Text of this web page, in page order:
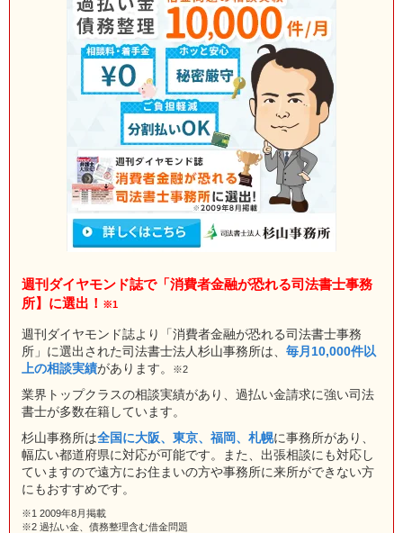
週刊ダイヤモンド誌で「消費者金融が恐れる司法書士事務
所】に選出！ ※1
週刊ダイヤモンド誌より「消費者金融が恐れる司法書士事務
所」に選出された司法書士法人杉山事務所は、 毎月10,000件以
上の相談実績があります。 ※2
業界トップクラスの相談実績があり、過払い金請求に強い司法
書士が多数在籍しています。
杉山事務所は全国に大阪、東京、福岡、札幌に事務所があり、
幅広い都道府県に対応が可能です。また、出張相談にも対応し
ていますので遠方にお住まいの方や事務所に来所ができない方
にもおすすめです。
※1 2009年8月掲載
※2 過払い金、債務整理含む借金問題